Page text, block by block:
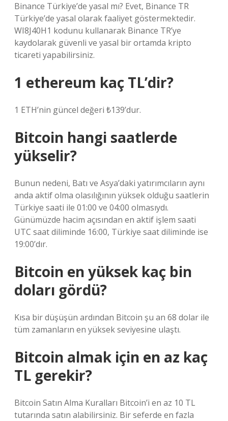
Binance Türkiye’de yasal mı? Evet, Binance TR
Türkiye’de yasal olarak faaliyet göstermektedir.
WI8J40H1 kodunu kullanarak Binance TR’ye
kaydolarak güvenli ve yasal bir ortamda kripto
ticareti yapabilirsiniz.
1 ethereum kaç TL’dir?
1 ETH’nin güncel değeri ₺139’dur.
Bitcoin hangi saatlerde
yükselir?
Bunun nedeni, Batı ve Asya’daki yatırımcıların aynı
anda aktif olma olasılığının yüksek olduğu saatlerin
Türkiye saati ile 01:00 ve 04:00 olmasıydı.
Günümüzde hacim açısından en aktif işlem saati
UTC saat diliminde 16:00, Türkiye saat diliminde ise
19:00’dır.
Bitcoin en yüksek kaç bin
doları gördü?
Kısa bir düşüşün ardından Bitcoin şu an 68 dolar ile
tüm zamanların en yüksek seviyesine ulaştı.
Bitcoin almak için en az kaç
TL gerekir?
Bitcoin Satın Alma Kuralları Bitcoin’i en az 10 TL
tutarında satın alabilirsiniz. Bir seferde en fazla